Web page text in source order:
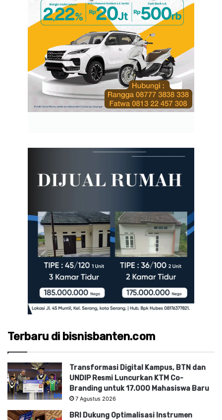
Terbaru di bisnisbanten.com
Transformasi Digital Kampus, BTN dan
UNDIP Resmi Luncurkan KTM Co-
Branding untuk 17.000 Mahasiswa Baru
7 Agustus 2026
BRI Dukung Optimalisasi Instrumen